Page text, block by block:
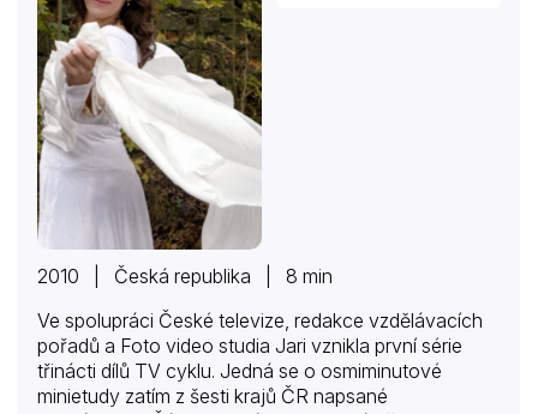
2010 | Česká republika | 8 min
Ve spolupráci České televize, redakce vzdělávacích
pořadů a Foto video studia Jari vznikla první série
třinácti dílů TV cyklu. Jedná se o osmiminutové
minietudy zatím z šesti krajů ČR napsané